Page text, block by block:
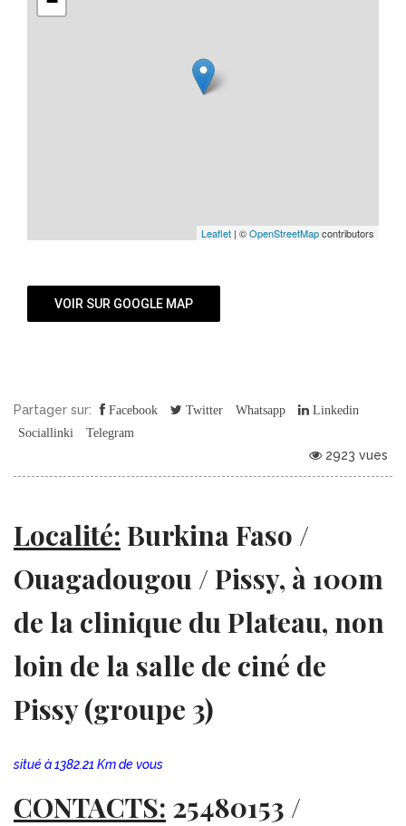
Leaflet | ©OpenStreetMapcontributors
VOIR SUR GOOGLE MAP
Partager sur: Facebook Twitter Whatsapp
Linkedin
Sociallinki
Telegram
2923 vues
Localité: Burkina Faso /
Ouagadougou / Pissy, à 100m
de la clinique du Plateau, non
loin de la salle de ciné de
Pissy (groupe 3)
situé à 1382.21 Km de vous
CONTACTS: 25480153 /